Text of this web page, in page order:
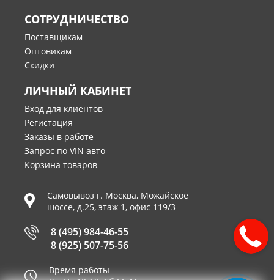
СОТРУДНИЧЕСТВО
Поставщикам
Оптовикам
Скидки
ЛИЧНЫЙ КАБИНЕТ
Вход для клиентов
Регистация
Заказы в работе
Запрос по VIN авто
Корзина товаров
Самовывоз г. Москва, Можайское
шоссе, д.25, этаж 1, офис 119/3
8 (495) 984-46-55
8 (925) 507-75-56
Время работы